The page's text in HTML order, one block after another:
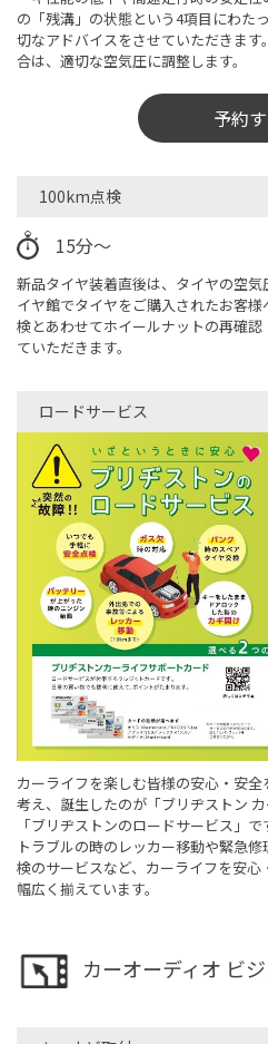
の「残溝」の状態という4項目にわた
切なアドバイスをさせていただきま
合は、適切な空気圧に調整します。
予約
100km点検
15分～
新品タイヤ装着直後は、タイヤの空
イヤ館でタイヤをご購入されたお客
検とあわせてホイールナットの再確
ていただきます。
ロードサービス
カーライフを楽しむ皆様の安心・安
考え、誕生したのが「ブリヂストン
「ブリヂストンのロードサービス」で
トラブルの時のレッカー移動や緊急
検のサービスなど、カーライフを安
幅広く揃えています。
カーオーディオ ビ